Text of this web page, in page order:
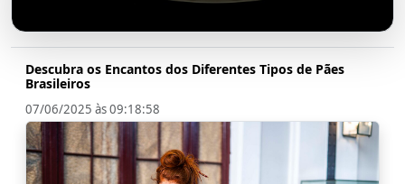
Descubra os Encantos dos Diferentes Tipos de Pães
Brasileiros
07/06/2025 às 09:18:58